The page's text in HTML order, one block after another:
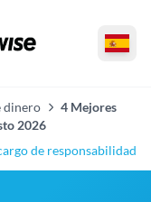
dinero
4 Mejores
2026
de responsabilidad